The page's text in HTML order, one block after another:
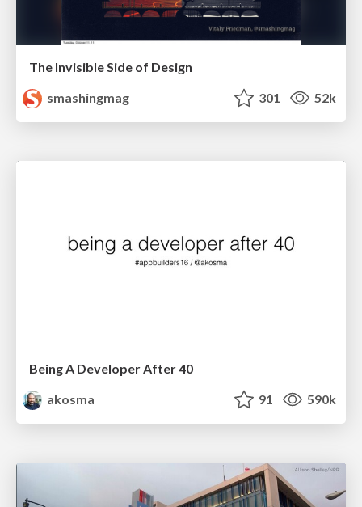
The Invisible Side of Design
smashingmag
301 52k
Being A Developer After 40
akosma
91 590k